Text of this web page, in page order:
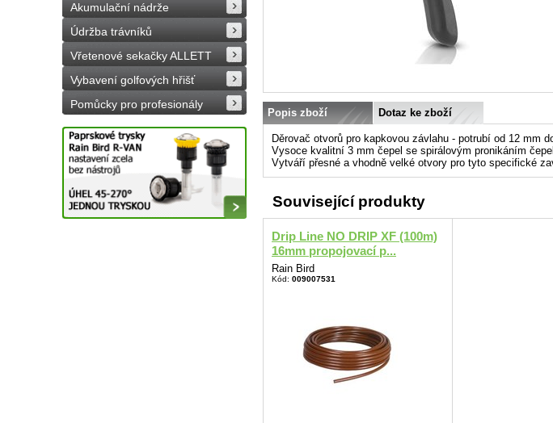
Akumulační nádrže
Údržba trávníků
Vřetenové sekačky ALLETT
Vybavení golfových hřišť
Pomůcky pro profesionály
Popis zboží Dotaz ke zboží
Děrovač otvorů pro kapkovou závlahu - potrubí od 12 mm
Vysoce kvalitní 3 mm čepel se spirálovým pronikáním
Vytváří přesné a vhodně velké otvory pro tyto specifické
Související produkty
Drip Line NO DRIP XF (100m)
16mm propojovací p...
Rain Bird
Kód: 009007531